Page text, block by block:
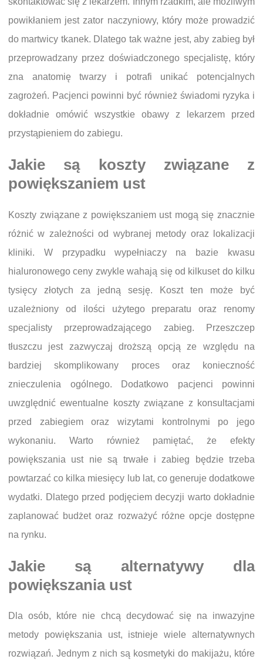
powikłaniem jest zator naczyniowy, który może prowadzić
do martwicy tkanek. Dlatego tak ważne jest, aby zabieg był
przeprowadzany przez doświadczonego specjalistę, który
zna anatomię twarzy i potrafi unikać potencjalnych
zagrożeń. Pacjenci powinni być również świadomi ryzyka i
dokładnie omówić wszystkie obawy z lekarzem przed
przystąpieniem do zabiegu.
Jakie są koszty związane z
powiększaniem ust
Koszty związane z powiększaniem ust mogą się znacznie
różnić w zależności od wybranej metody oraz lokalizacji
kliniki. W przypadku wypełniaczy na bazie kwasu
hialuronowego ceny zwykle wahają się od kilkuset do kilku
tysięcy złotych za jedną sesję. Koszt ten może być
uzależniony od ilości użytego preparatu oraz renomy
specjalisty przeprowadzającego zabieg. Przeszczep
tłuszczu jest zazwyczaj droższą opcją ze względu na
bardziej skomplikowany proces oraz konieczność
znieczulenia ogólnego. Dodatkowo pacjenci powinni
uwzględnić ewentualne koszty związane z konsultacjami
przed zabiegiem oraz wizytami kontrolnymi po jego
wykonaniu. Warto również pamiętać, że efekty
powiększania ust nie są trwałe i zabieg będzie trzeba
powtarzać co kilka miesięcy lub lat, co generuje dodatkowe
wydatki. Dlatego przed podjęciem decyzji warto dokładnie
zaplanować budżet oraz rozważyć różne opcje dostępne
na rynku.
Jakie są alternatywy dla
powiększania ust
Dla osób, które nie chcą decydować się na inwazyjne
metody powiększania ust, istnieje wiele alternatywnych
rozwiązań. Jednym z nich są kosmetyki do makijażu, które